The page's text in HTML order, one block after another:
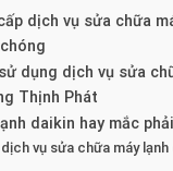
dịch vụ sửa chữa
dụng dịch vụ sửa
Thịnh Phát
daikin hay mắc
vụ sửa chữa máy